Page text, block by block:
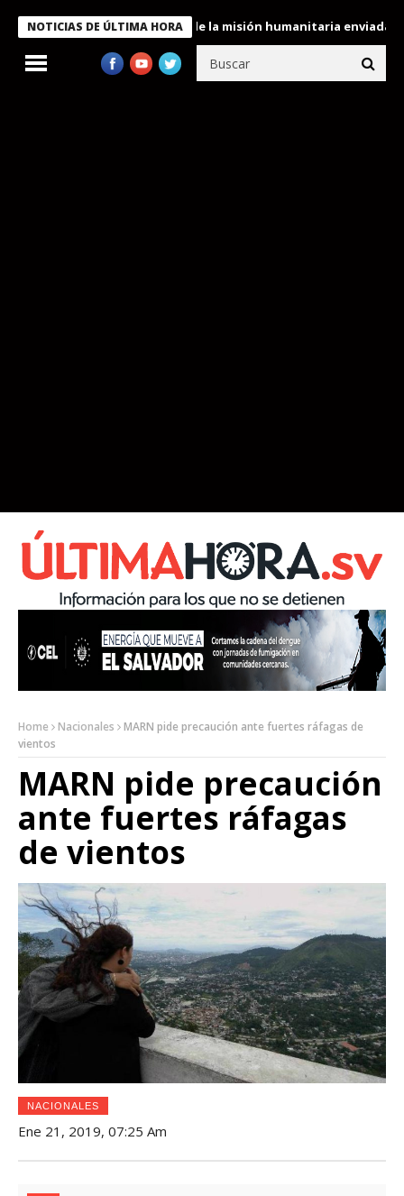
NOTICIAS DE ÚLTIMA HORA
condecora a miembros de la misión humanitaria enviada a
Home Nacionales
MARN pide precaución ante fuertes ráfagas de
vientos
MARN pide precaución
ante fuertes ráfagas
de vientos
NACIONALES
Ene 21, 2019, 07:25 Am